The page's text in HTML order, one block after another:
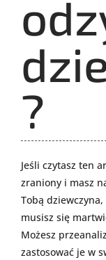
?
Jeśli czytasz ten
zraniony i masz
Tobą
musisz się
Możesz
zastosować je w